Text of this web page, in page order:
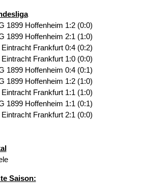
1899 Hoffenheim 1:2 (0:0)
1899 Hoffenheim 2:1 (1:0)
Frankfurt 0:4 (0:2)
Frankfurt 1:0 (0:0)
1899 Hoffenheim 0:4 (0:1)
1899 Hoffenheim 1:2 (1:0)
Frankfurt 1:1 (1:0)
1899 Hoffenheim 1:1 (0:1)
Frankfurt 2:1 (0:0)
Saison: